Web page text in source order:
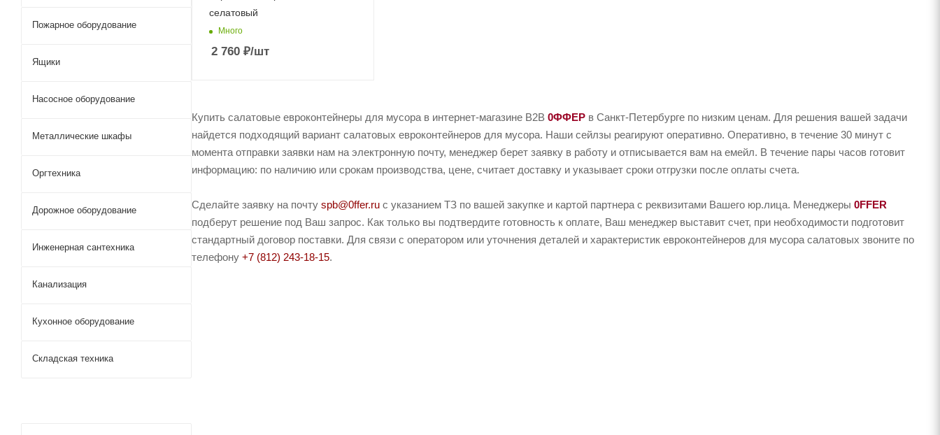
селатовый
Много
2 760 ₽/шт
Купить салатовые евроконтейнеры для мусора в интернет-магазине B2B 0ФФЕР в Санкт-Петербурге по низким ценам. Для решения вашей задачи
найдется подходящий вариант салатовых евроконтейнеров для мусора. Наши сейлзы реагируют оперативно. Оперативно, в течение 30 минут с
момента отправки заявки нам на электронную почту, менеджер берет заявку в работу и отписывается вам на емейл. В течение пары часов готовит
информацию: по наличию или срокам производства, цене, считает доставку и указывает сроки отгрузки после оплаты счета.
Сделайте заявку на почту spb@0ffer.ru с указанием ТЗ по вашей закупке и картой партнера с реквизитами Вашего юр.лица. Менеджеры 0FFER
подберут решение под Ваш запрос. Как только вы подтвердите готовность к оплате, Ваш менеджер выставит счет, при необходимости подготовит
стандартный договор поставки. Для связи с оператором или уточнения деталей и характеристик евроконтейнеров для мусора салатовых звоните по
телефону +7 (812) 243-18-15.
Пожарное оборудование
Ящики
Насосное оборудование
Металлические шкафы
Оргтехника
Дорожное оборудование
Инженерная сантехника
Канализация
Кухонное оборудование
Складская техника